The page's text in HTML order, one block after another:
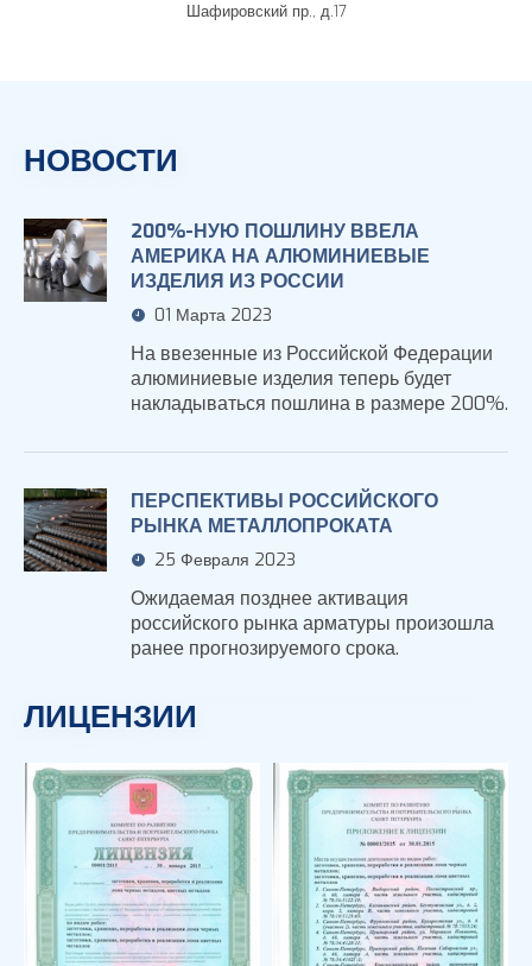
Шафировский пр., д.17
НОВОСТИ
200%-НУЮ ПОШЛИНУ ВВЕЛА
АМЕРИКА НА АЛЮМИНИЕВЫЕ
ИЗДЕЛИЯ ИЗ РОССИИ
01 Марта 2023
На ввезенные из Российской Федерации
алюминиевые изделия теперь будет
накладываться пошлина в размере 200%.
ПЕРСПЕКТИВЫ РОССИЙСКОГО
РЫНКА МЕТАЛЛОПРОКАТА
25 Февраля 2023
Ожидаемая позднее активация
российского рынка арматуры произошла
ранее прогнозируемого срока.
ЛИЦЕНЗИИ